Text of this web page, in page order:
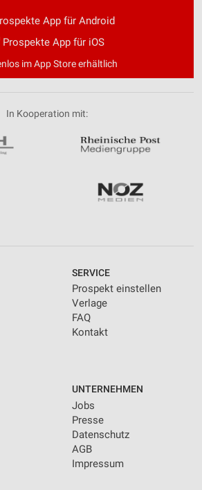
App für Android
Prospekte App für iOS
im App Store erhältlich
In Kooperation mit:
SERVICE
Prospekt einstellen
Verlage
FAQ
Kontakt
UNTERNEHMEN
Jobs
Presse
Datenschutz
AGB
Impressum